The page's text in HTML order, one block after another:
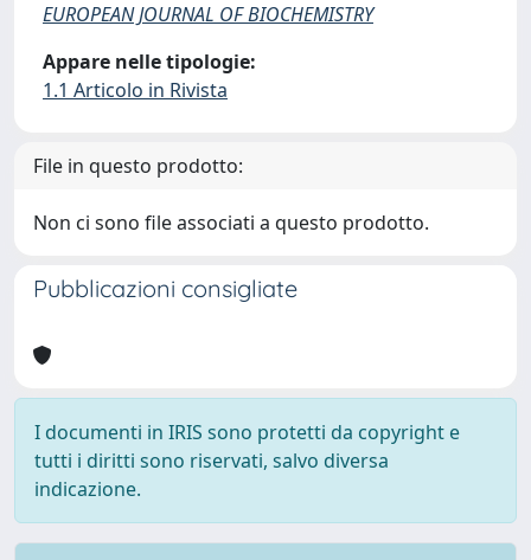
EUROPEAN JOURNAL OF BIOCHEMISTRY
Appare nelle tipologie:
1.1 Articolo in Rivista
File in questo prodotto:
Non ci sono file associati a questo prodotto.
Pubblicazioni consigliate
I documenti in IRIS sono protetti da copyright e
tutti i diritti sono riservati, salvo diversa
indicazione.